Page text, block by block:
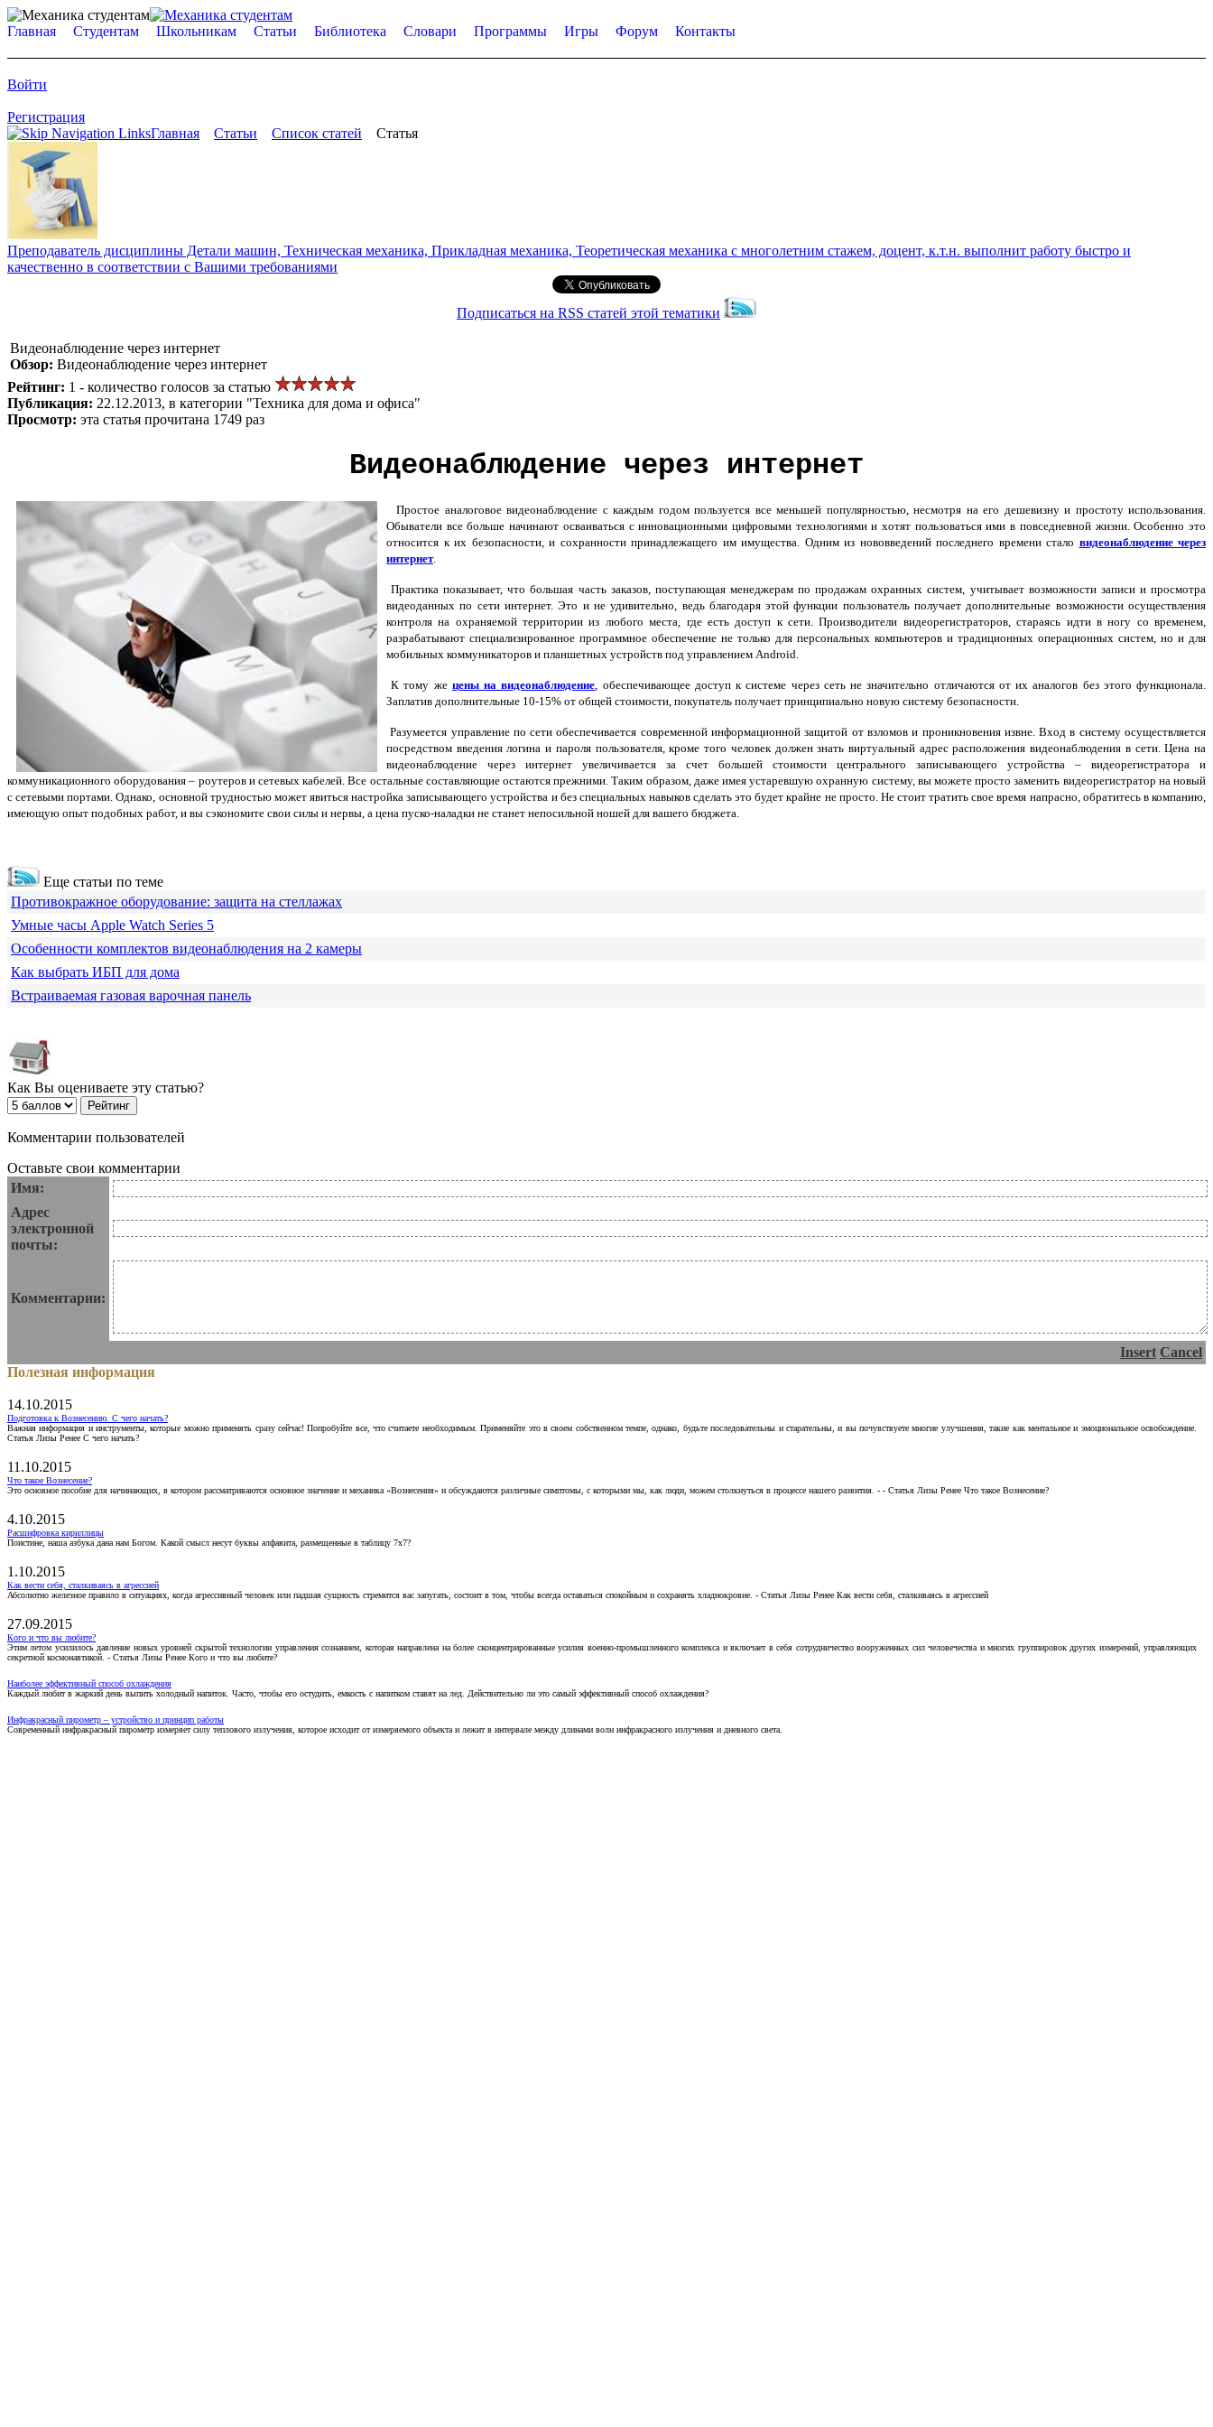
Главная Студентам Школьникам Статьи Библиотека Словари Программы Игры Форум Контакты
Войти
Регистрация
Главная
Статьи Список статей Статья
Преподаватель дисциплины Детали машин, Техническая механика, Прикладная механика, Теоретическая механика с многолетним стажем, доцент, к.т.н. выполнит работу быстро и
качественно в соответствии с Вашими требованиями
Подписаться на RSS статей этой тематики
Видеонаблюдение через интернет
Обзор: Видеонаблюдение через интернет
Рейтинг: 1 - количество голосов за статью
Публикация: 22.12.2013, в категории "Техника для дома и офиса"
Просмотр: эта статья прочитана 1749 раз
Видеонаблюдение через интернет
Простое аналоговое видеонаблюдение с каждым годом пользуется все меньшей популярностью, несмотря на его дешевизну и простоту использования.
Обыватели все больше начинают осваиваться с инновационными цифровыми технологиями и хотят пользоваться ими в повседневной жизни. Особенно это
относится к их безопасности, и сохранности принадлежащего им имущества. Одним из нововведений последнего времени стало видеонаблюдение через
интернет.
Практика показывает, что большая часть заказов, поступающая менеджерам по продажам охранных систем, учитывает возможности записи и просмотра
видеоданных по сети интернет. Это и не удивительно, ведь благодаря этой функции пользователь получает дополнительные возможности осуществления
контроля на охраняемой территории из любого места, где есть доступ к сети. Производители видеорегистраторов, стараясь идти в ногу со временем,
разрабатывают специализированное программное обеспечение не только для персональных компьютеров и традиционных операционных систем, но и для
мобильных коммуникаторов и планшетных устройств под управлением Android.
К тому же цены на видеонаблюдение, обеспечивающее доступ к системе через сеть не значительно отличаются от их аналогов без этого функционала.
Заплатив дополнительные 10-15% от общей стоимости, покупатель получает принципиально новую систему безопасности.
Разумеется управление по сети обеспечивается современной информационной защитой от взломов и проникновения извне. Вход в систему осуществляется
посредством введения логина и пароля пользователя, кроме того человек должен знать виртуальный адрес расположения видеонаблюдения в сети. Цена на
видеонаблюдение через интернет увеличивается за счет большей стоимости центрального записывающего устройства – видеорегистратора и
коммуникационного оборудования – роутеров и сетевых кабелей. Все остальные составляющие остаются прежними. Таким образом, даже имея устаревшую охранную систему, вы можете просто заменить видеорегистратор на новый
с сетевыми портами. Однако, основной трудностью может явиться настройка записывающего устройства и без специальных навыков сделать это будет крайне не просто. Не стоит тратить свое время напрасно, обратитесь в компанию,
имеющую опыт подобных работ, и вы сэкономите свои силы и нервы, а цена пуско-наладки не станет непосильной ношей для вашего бюджета.
Еще статьи по теме
Противокражное оборудование: защита на стеллажах
Умные часы Apple Watch Series 5
Особенности комплектов видеонаблюдения на 2 камеры
Как выбрать ИБП для дома
Встраиваемая газовая варочная панель
Как Вы оцениваете эту статью?
Комментарии пользователей
Оставьте свои комментарии
Имя:
Адрес
электронной
почты:
Комментарии:
Insert Cancel
Полезная информация
14.10.2015
Подготовка к Вознесению. С чего начать?
Важная информация и инструменты, которые можно применять сразу сейчас! Попробуйте все, что считаете необходимым. Применяйте это в своем собственном темпе, однако, будьте последовательны и старательны, и вы почувствуете многие улучшения, такие как ментальное и эмоциональное освобождение.
Статья Лизы Ренее С чего начать?
11.10.2015
Что такое Вознесение?
Это основное пособие для начинающих, в котором рассматриваются основное значение и механика «Вознесения» и обсуждаются различные симптомы, с которыми мы, как люди, можем столкнуться в процессе нашего развития. - - Статья Лизы Ренее Что такое Вознесение?
4.10.2015
Расшифровка кириллицы
Поистине, наша азбука дана нам Богом. Какой смысл несут буквы алфавита, размещенные в таблицу 7х7?
1.10.2015
Как вести себя, сталкиваясь в агрессией
Абсолютно железное правило в ситуациях, когда агрессивный человек или падшая сущность стремится вас запугать, состоит в том, чтобы всегда оставаться спокойным и сохранять хладнокровие. - Статья Лизы Ренее Как вести себя, сталкиваясь в агрессией
27.09.2015
Кого и что вы любите?
Этим летом усилилось давление новых уровней скрытой технологии управления сознанием, которая направлена на более сконцентрированные усилия военно-промышленного комплекса и включает в себя сотрудничество вооруженных сил человечества и многих группировок других измерений, управляющих
секретной космонавтикой. - Статья Лизы Ренее Кого и что вы любите?
Наиболее эффективный способ охлаждения
Каждый любит в жаркий день выпить холодный напиток. Часто, чтобы его остудить, емкость с напитком ставят на лед. Действительно ли это самый эффективный способ охлаждения?
Инфракрасный пирометр – устройство и принцип работы
Современный инфракрасный пирометр измеряет силу теплового излучения, которое исходит от измеряемого объекта и лежит в интервале между длинами волн инфракрасного излучения и дневного света.